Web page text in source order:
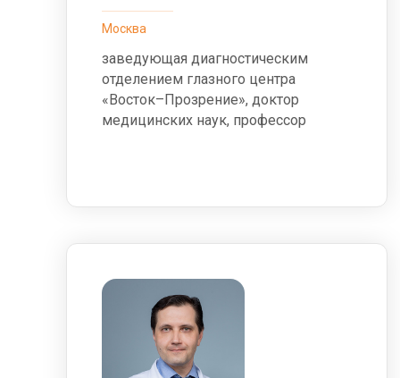
Москва
заведующая диагностическим
отделением глазного центра
«Восток–Прозрение», доктор
медицинских наук, профессор